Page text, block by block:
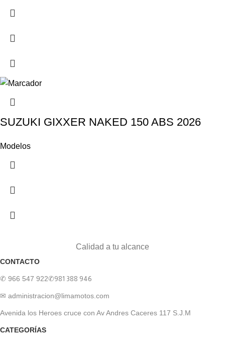
SUZUKI GIXXER NAKED 150 ABS 2026
Modelos
Calidad a tu alcance
CONTACTO
✆ 966 547 922✆981 388 946
✉ administracion@limamotos.com
Avenida los Heroes cruce con Av Andres Caceres 117 S.J.M
CATEGORÍAS